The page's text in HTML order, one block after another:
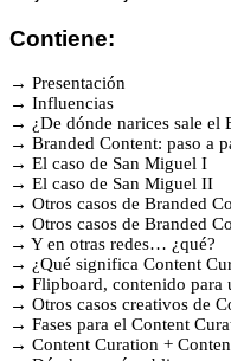
Contiene:
→ Presentación
→ Influencias
→ ¿De dónde narices sale el
→ Branded Content: paso a
→ El caso de San Miguel I
→ El caso de San Miguel II
→ Otros casos de Branded
→ Otros casos de Branded
→ Y en otras redes… ¿qué?
→ ¿Qué significa Content
→ Flipboard, contenido para
→ Otros casos creativos de
→ Fases para el Content
→ Content Curation +